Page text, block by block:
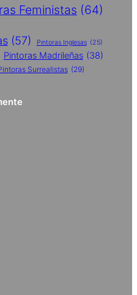
Feministas (64)
(57) Pintoras Inglesas (25)
Pintoras Madrileñas (38)
Surrealistas (29)